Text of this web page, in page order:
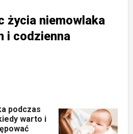
życia niemowlaka
i codzienna
podczas
warto i